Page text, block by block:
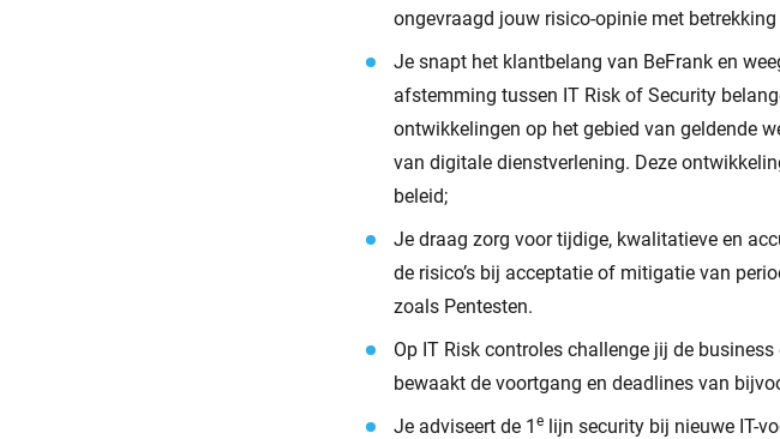
ongevraagd jouw risico-opinie met
Je snapt het klantbelang van BeFrank en
afstemming tussen IT Risk of Security
ontwikkelingen op het gebied van geldende
van digitale dienstverlening. Deze
beleid;
Je draag zorg voor tijdige, kwalitatieve en
de risico’s bij acceptatie of mitigatie van
zoals Pentesten.
Op IT Risk controles challenge jij de
bewaakt de voortgang en deadlines van
Je adviseert de 1 e lijn security bij nieuwe IT-